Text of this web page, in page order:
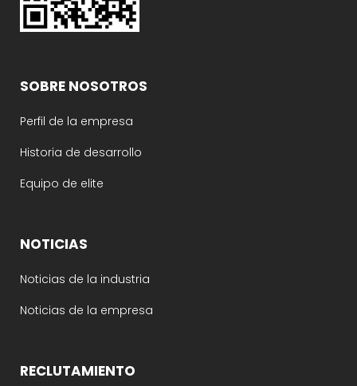
SOBRE NOSOTROS
Perfil de la empresa
Historia de desarrollo
Equipo de elite
NOTICIAS
Noticias de la industria
Noticias de la empresa
RECLUTAMIENTO